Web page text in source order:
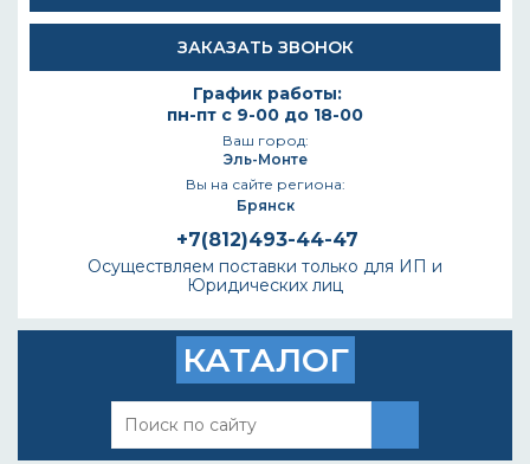
ЗАКАЗАТЬ ЗВОНОК
График работы:
пн-пт с 9-00 до 18-00
Ваш город:
Эль-Монте
Вы на сайте региона:
Брянск
+7(812)493-44-47
Осуществляем поставки только для ИП и
Юридических лиц
КАТАЛОГ